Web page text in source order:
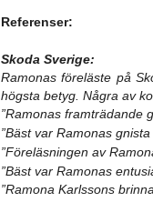
Referenser:
Skoda Sverige:
Ramonas föreläste på
högsta betyg. Några av
”Ramonas framträdande
”Bäst var Ramonas
”Föreläsningen av
”Bäst var Ramonas
”Ramona Karlssons